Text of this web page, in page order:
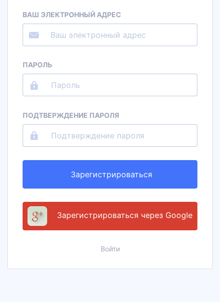
ВАШ ЭЛЕКТРОННЫЙ АДРЕС
ПАРОЛЬ
ПОДТВЕРЖДЕНИЕ ПАРОЛЯ
Зарегистрироваться
Зарегистрироваться через Google
Войти